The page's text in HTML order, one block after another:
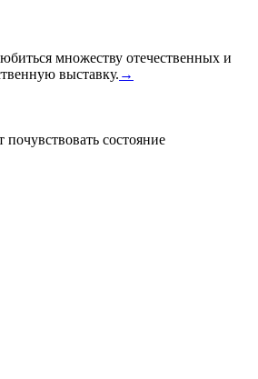
множеству отечественных и
выставку. →
состояние